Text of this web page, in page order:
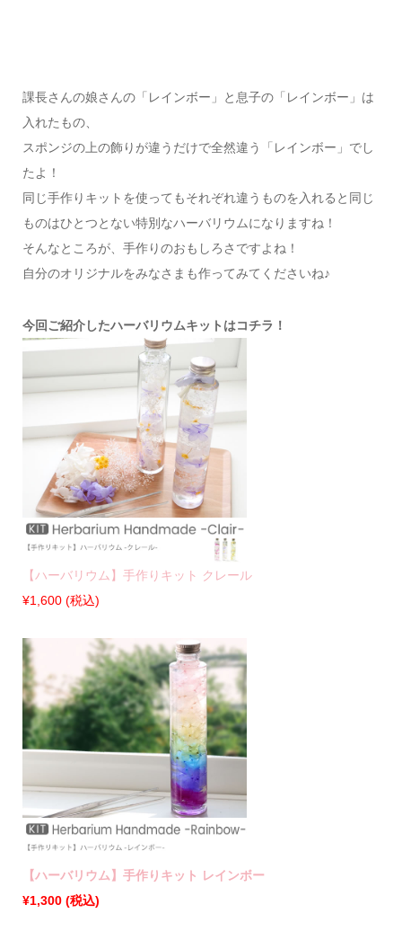
課長さんの娘さんの「レインボー」と息子の「レインボー」は
入れたもの、
スポンジの上の飾りが違うだけで全然違う「レインボー」でし
たよ！
同じ手作りキットを使ってもそれぞれ違うものを入れると同じ
ものはひとつとない特別なハーバリウムになりますね！
そんなところが、手作りのおもしろさですよね！
自分のオリジナルをみなさまも作ってみてくださいね♪
今回ご紹介したハーバリウムキットはコチラ！
【ハーバリウム】手作りキット クレール
¥1,600 (税込)
【ハーバリウム】手作りキット レインボー
¥1,300 (税込)